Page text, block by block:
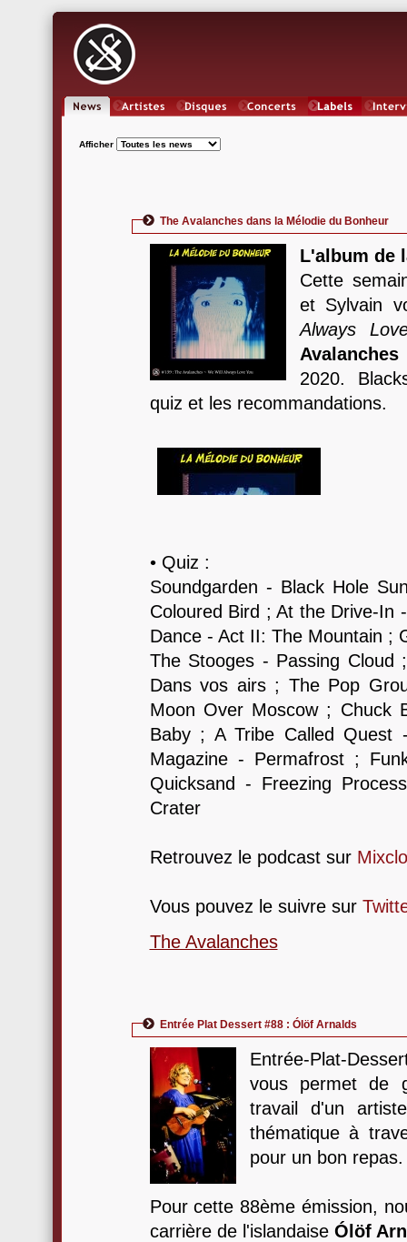
Afficher
The Avalanches dans la Mélodie du Bonheur
L'album de
Cette
et Sylvain
Always
Avalanches
2020.
quiz et les recommandations.
• Quiz :
Soundgarden - Black Hole
Coloured Bird ; At the Drive-In
Dance - Act II: The Mountain ;
The Stooges - Passing Cloud
Dans vos airs ; The Pop
Moon Over Moscow ; Chuck
Baby ; A Tribe Called Quest
Magazine - Permafrost ;
Quicksand - Freezing
Crater
Retrouvez le podcast sur
Vous pouvez le suivre sur
The Avalanches
Entrée Plat Dessert #88 : Ólöf Arnalds
Entrée-Plat-
vous permet de
travail d'un
thématique à
pour un bon repas.
Pour cette 88ème émission,
carrière de l'islandaise Ólöf